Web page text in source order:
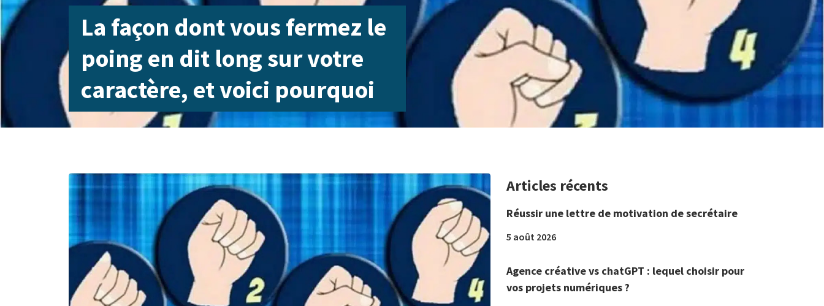
La façon dont vous fermez le
poing en dit long sur votre
caractère, et voici pourquoi
Articles récents
Réussir une lettre de motivation de secrétaire
5 août 2026
Agence créative vs chatGPT : lequel choisir pour
vos projets numériques ?